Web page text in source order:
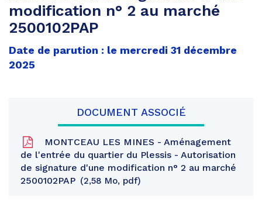
modification n° 2 au marché
2500102PAP
Date de parution : le mercredi 31 décembre
2025
DOCUMENT ASSOCIÉ
MONTCEAU LES MINES - Aménagement
de l'entrée du quartier du Plessis - Autorisation
de signature d'une modification n° 2 au marché
2500102PAP
2,58 Mo, pdf